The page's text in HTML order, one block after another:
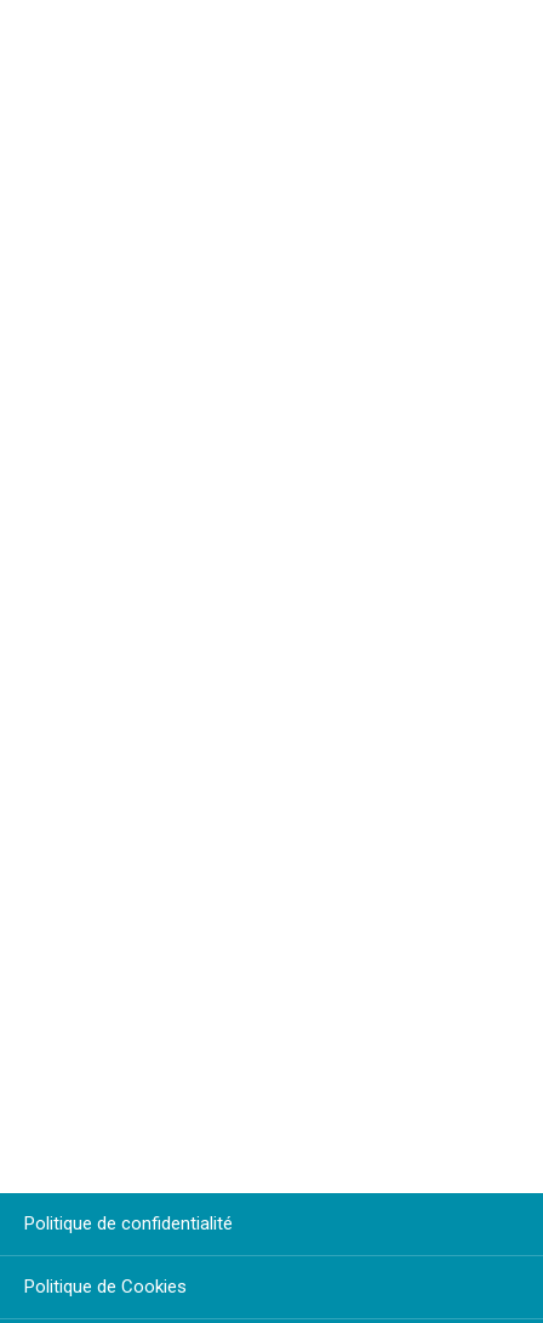
Politique de confidentialité
Politique de Cookies